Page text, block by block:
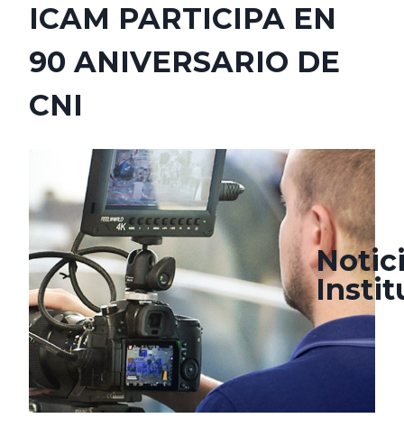
ICAM PARTICIPA EN
90 ANIVERSARIO DE
CNI
diciembre 6, 2021enero 28, 2022